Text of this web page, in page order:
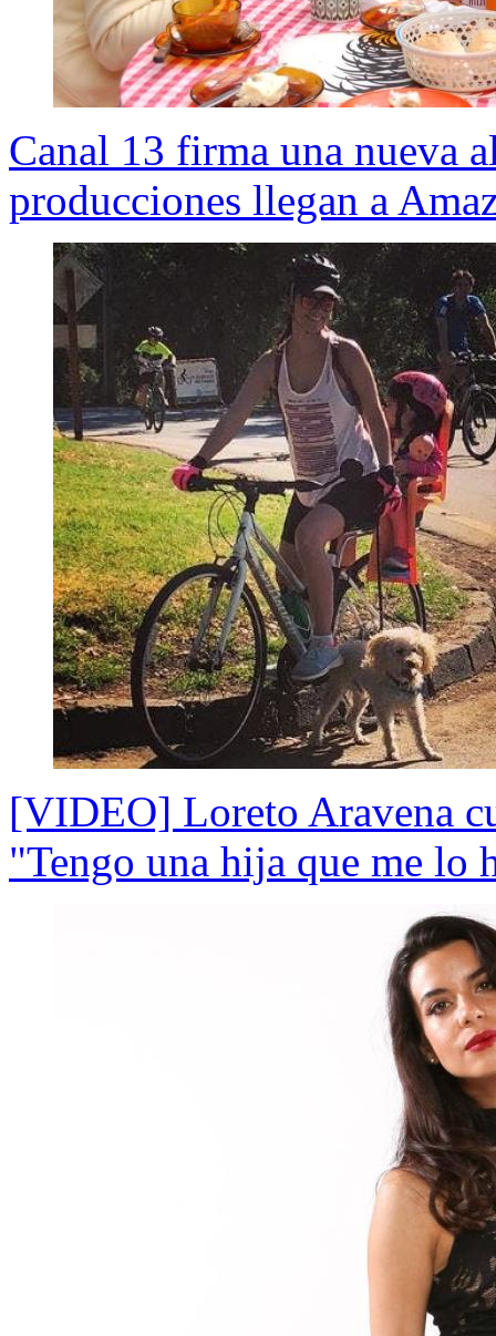
Canal 13 firma una nueva
producciones llegan a
[VIDEO] Loreto Aravena
"Tengo una hija que me lo